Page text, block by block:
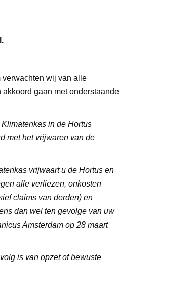
.
verwachten wij van alle
gaan met onderstaande
in de Hortus
met het vrijwaren van de
vrijwaart u de Hortus en
alle verliezen, onkosten
claims van derden) en
dan wel ten gevolge van uw
Amsterdam op 28 maart
is van opzet of bewuste